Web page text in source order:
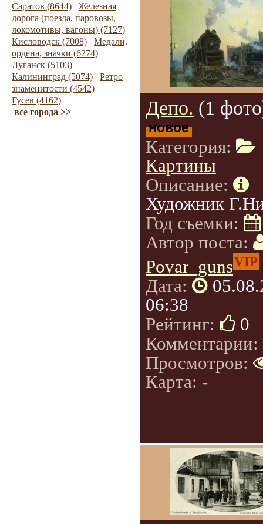
Саратов (8644)
Железная
дорога (поезда, паровозы,
локомотивы, вагоны) (7127)
Кисловодск (7008)
Медали,
ордена, значки (6274)
Луганск (5103)
Калининград (5074)
Ретро
знаменитости (4542)
Гусев (4162)
все города >>
Депо. (1
новое
Категория:
Картины
Описание:
Художник
Год съемки:
Автор поста:
Povar_gunsVIP
Дата:
06:38
Рейтинг:
0
Комментарии:
Просмотров:
Карта: -